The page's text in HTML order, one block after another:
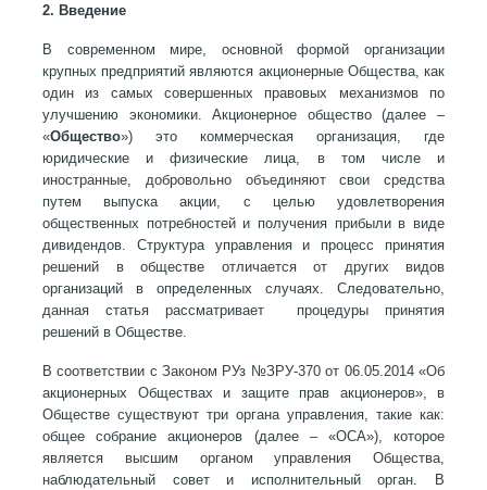
2. Введение
В современном мире, основной формой организации
крупных предприятий являются акционерные Общества, как
один из самых совершенных правовых механизмов по
улучшению экономики. Акционерное общество (далее –
«Общество») это коммерческая организация, где
юридические и физические лица, в том числе и
иностранные, добровольно объединяют свои средства
путем выпуска акции, с целью удовлетворения
общественных потребностей и получения прибыли в виде
дивидендов. Структура управления и процесс принятия
решений в обществе отличается от других видов
организаций в определенных случаях. Следовательно,
данная статья рассматривает процедуры принятия
решений в Обществе.
В соответствии с Законом РУз №ЗРУ-370 от 06.05.2014 «Об
акционерных Обществах и защите прав акционеров», в
Обществе существуют три органа управления, такие как:
общее собрание акционеров (далее – «ОСА»), которое
является высшим органом управления Общества,
наблюдательный совет и исполнительный орган. В